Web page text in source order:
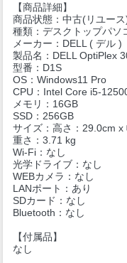
【商品詳細】
商品状態：中古(リユース
種類：デスクトップパソ
メーカー：DELL ( デル )
製品名：DELL OptiPlex
型番：D1S
OS：Windows11 Pro
CPU：Intel Core i5-
メモリ：16GB
SSD：256GB
サイズ：高さ：29.0cm
重さ：3.71 kg
Wi-Fi：なし
光学ドライブ：なし
WEBカメラ：なし
LANポート：あり
SDカード：なし
Bluetooth：なし
【付属品】
なし